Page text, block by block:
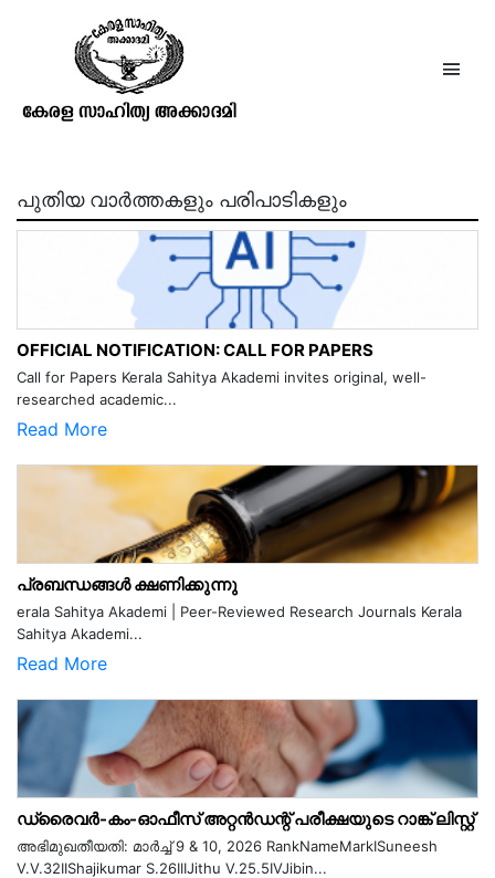
സഹനസമരം
പുതിയ വാർത്തകളും പരിപാടികളും
OFFICIAL NOTIFICATION: CALL FOR PAPERS
Call for Papers Kerala Sahitya Akademi invites original, well-
researched academic...
Read More
പ്രബന്ധങ്ങൾ ക്ഷണിക്കുന്നു
erala Sahitya Akademi | Peer-Reviewed Research Journals Kerala
Sahitya Akademi...
Read More
ഡ്രൈവർ-കം-ഓഫീസ് അറ്റൻഡന്റ് പരീക്ഷയുടെ റാങ്ക് ലിസ്റ്റ്
അഭിമുഖതീയതി: മാർച്ച് 9 & 10, 2026 RankNameMarkISuneesh
V.V.32IIShajikumar S.26IIIJithu V.25.5IVJibin...